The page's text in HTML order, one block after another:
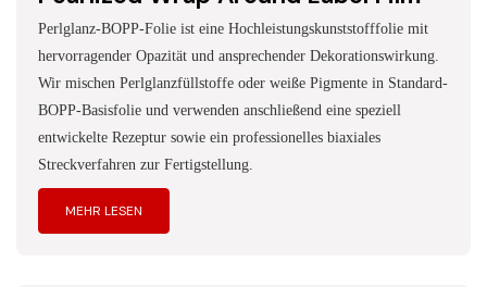
Perlglanz-BOPP-Folie ist eine Hochleistungskunststofffolie mit
hervorragender Opazität und ansprechender Dekorationswirkung.
Wir mischen Perlglanzfüllstoffe oder weiße Pigmente in Standard-
BOPP-Basisfolie und verwenden anschließend eine speziell
entwickelte Rezeptur sowie ein professionelles biaxiales
Streckverfahren zur Fertigstellung.
MEHR LESEN